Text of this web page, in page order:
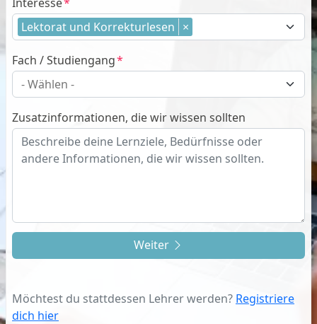
Lektorat und Korrekturlesen ×
Fach / Studiengang
Zusatzinformationen, die wir wissen sollten
Weiter
Möchtest du stattdessen Lehrer werden? Registriere
dich hier